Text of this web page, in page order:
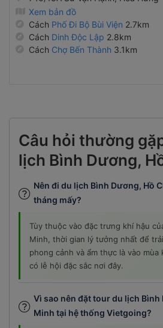
Xem bản đồ
Cách Phố Đi Bộ Bùi Viện 2.7km
Cách Dinh Độc Lập 2.8km
Cách Chợ Bến Thành 3.1km
Câu hỏi thường
lịch Bình Dương,
Nên đi du lịch Bình Dương, Hồ
tháng mấy?
Tùy thuộc vào đặc trưng khí hậu
Minh, thời gian lý tưởng nhất để
phong cảnh và ẩm thực là vào mùa
có lễ hội đặc sắc nơi đây.
Vì sao nên đặt tour du lịch Bình
Minh tại hệ thống Vietgoing?